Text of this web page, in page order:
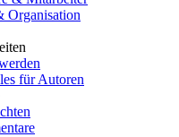
Organisation
für Autoren